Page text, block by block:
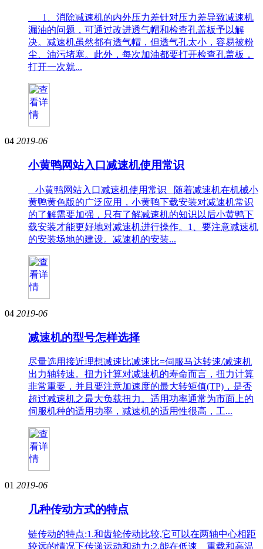
1、消除减速机的内外压力差针对压力差导致减速机
漏油的问题，可通过改进透气帽和检查孔盖板予以解
决。减速机虽然都有透气帽，但透气孔太小，容易被粉
尘、油污堵塞。此外，每次加油都要打开检查孔盖板，
打开一次就...
04 2019-06
小黄鸭网站入口减速机使用常识
小黄鸭网站入口减速机使用常识 随着减速机在机械小
黄鸭黄色版的广泛应用，小黄鸭下载安装对减速机常识
的了解需要加强，只有了解减速机的知识以后小黄鸭下
载安装才能更好地对减速机进行操作。1、要注意减速机
的安装场地的建设。减速机的安装...
04 2019-06
减速机的型号怎样选择
尽量选用接近理想减速比减速比=伺服马达转速/减速机
出力轴转速。扭力计算对减速机的寿命而言，扭力计算
非常重要，并且要注意加速度的最大转矩值(TP)，是否
超过减速机之最大负载扭力。适用功率通常为市面上的
伺服机种的适用功率，减速机的适用性很高，工...
01 2019-06
几种传动方式的特点
链传动的特点:1.和齿轮传动比较,它可以在两轴中心相距
较远的情况下传递运动和动力;2.能在低速、重载和高温